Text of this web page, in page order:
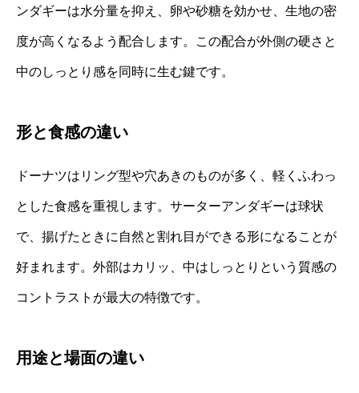
ンダギーは水分量を抑え、卵や砂糖を効かせ、生地の密
度が高くなるよう配合します。この配合が外側の硬さと
中のしっとり感を同時に生む鍵です。
形と食感の違い
ドーナツはリング型や穴あきのものが多く、軽くふわっ
とした食感を重視します。サーターアンダギーは球状
で、揚げたときに自然と割れ目ができる形になることが
好まれます。外部はカリッ、中はしっとりという質感の
コントラストが最大の特徴です。
用途と場面の違い